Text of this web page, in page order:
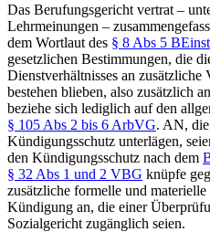
Das Berufungsgericht vertrat –
Lehrmeinungen –
dem Wortlaut des § 8 Abs 5
gesetzlichen Bestimmungen, die
Dienstverhältnisses an
bestehen blieben, also zusätzlich
beziehe sich lediglich auf den
§ 105 Abs 2 bis 6 ArbVG. AN, die
Kündigungsschutz unterlägen,
den Kündigungsschutz nach dem
§ 32 Abs 1 und 2 VBG knüpfe
zusätzliche formelle und
Kündigung an, die einer
Sozialgericht zugänglich seien.